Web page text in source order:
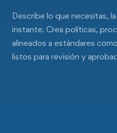
Describe lo que necesitas,
instante. Crea políticas,
alineados a estándares
listos para revisión y